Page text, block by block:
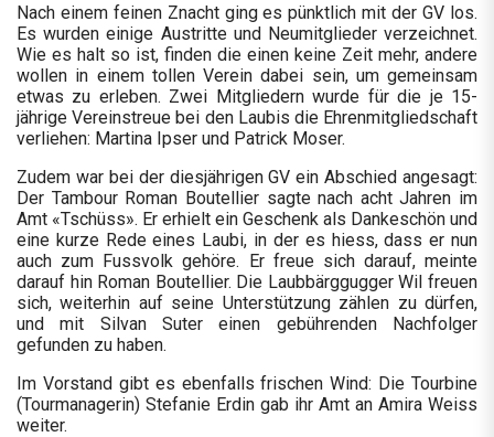
Nach einem feinen Znacht ging es pünktlich mit der GV los.
Es wurden einige Austritte und Neumitglieder verzeichnet.
Wie es halt so ist, finden die einen keine Zeit mehr, andere
wollen in einem tollen Verein dabei sein, um gemeinsam
etwas zu erleben. Zwei Mitgliedern wurde für die je 15-
jährige Vereinstreue bei den Laubis die Ehrenmitgliedschaft
verliehen: Martina Ipser und Patrick Moser.
Zudem war bei der diesjährigen GV ein Abschied angesagt:
Der Tambour Roman Boutellier sagte nach acht Jahren im
Amt «Tschüss». Er erhielt ein Geschenk als Dankeschön und
eine kurze Rede eines Laubi, in der es hiess, dass er nun
auch zum Fussvolk gehöre. Er freue sich darauf, meinte
darauf hin Roman Boutellier. Die Laubbärggugger Wil freuen
sich, weiterhin auf seine Unterstützung zählen zu dürfen,
und mit Silvan Suter einen gebührenden Nachfolger
gefunden zu haben.
Im Vorstand gibt es ebenfalls frischen Wind: Die Tourbine
(Tourmanagerin) Stefanie Erdin gab ihr Amt an Amira Weiss
weiter.